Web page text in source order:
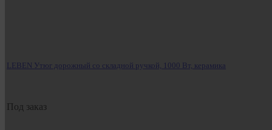
LEBEN Утюг дорожный со складной ручкой, 1000 Вт, керамика
Под заказ